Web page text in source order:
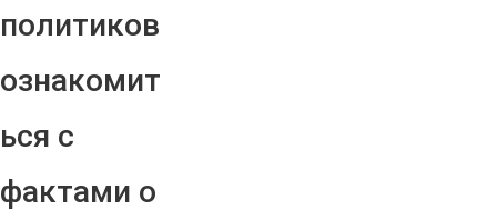
политиков
ознакомит
ься с
фактами о